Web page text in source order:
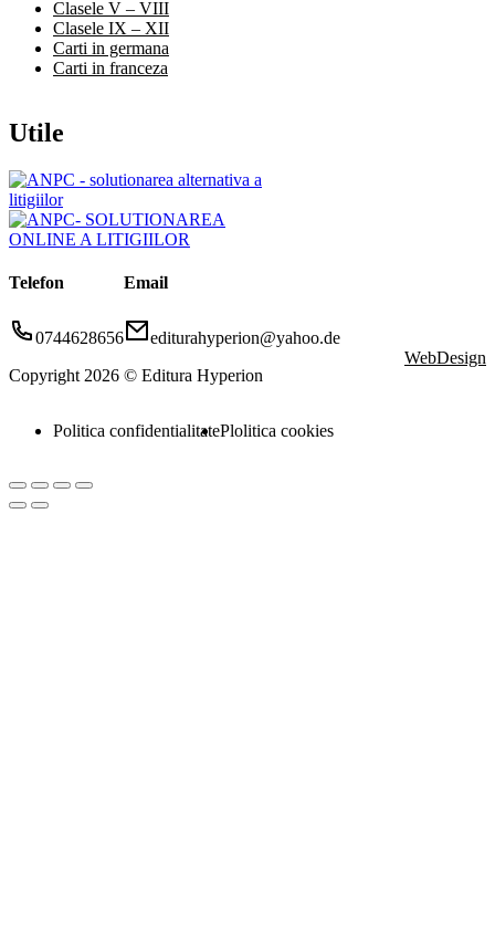
Clasele V – VIII
Clasele IX – XII
Carti in germana
Carti in franceza
Utile
Telefon
0744628656
Email
editurahyperion@yahoo.de
Copyright 2026 © Editura Hyperion
WebDesign
Politica confidentialitatePlolitica cookies